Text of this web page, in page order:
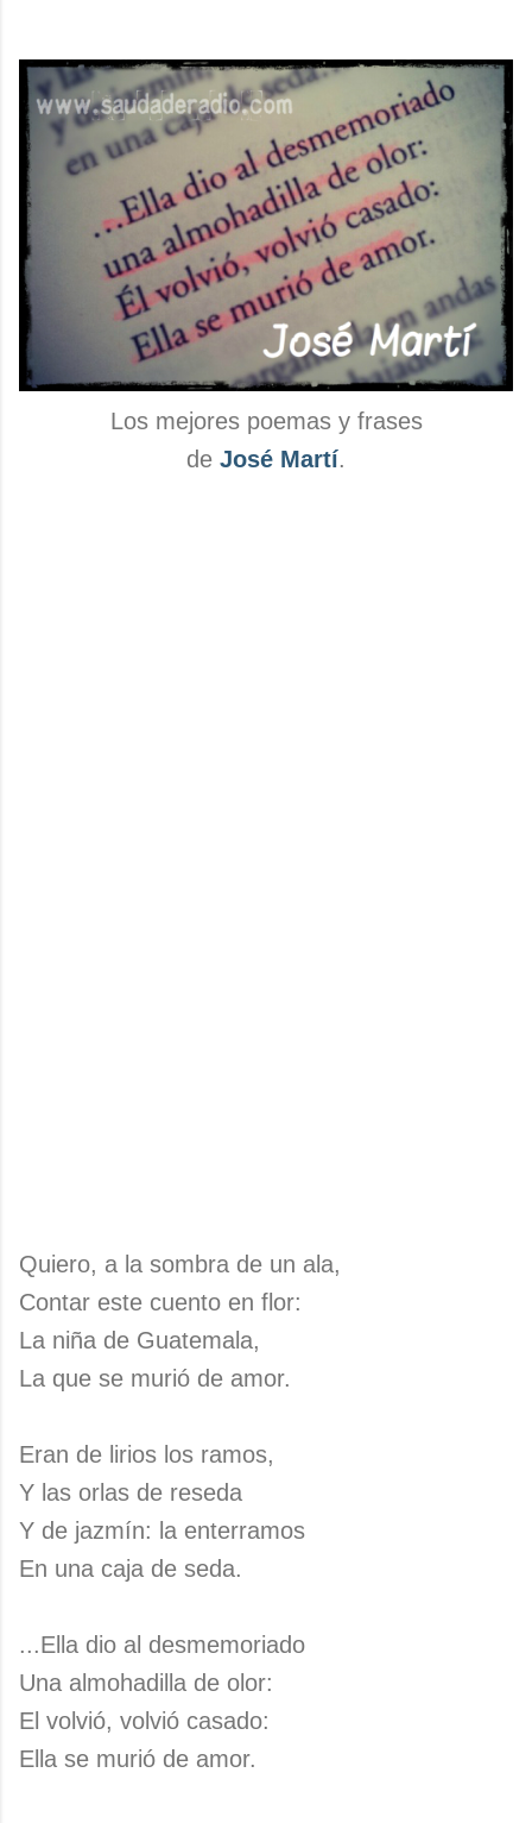
Los mejores poemas y frases
de José Martí.
Quiero, a la sombra de un ala,
Contar este cuento en flor:
La niña de Guatemala,
La que se murió de amor.
Eran de lirios los ramos,
Y las orlas de reseda
Y de jazmín: la enterramos
En una caja de seda.
...Ella dio al desmemoriado
Una almohadilla de olor:
El volvió, volvió casado:
Ella se murió de amor.